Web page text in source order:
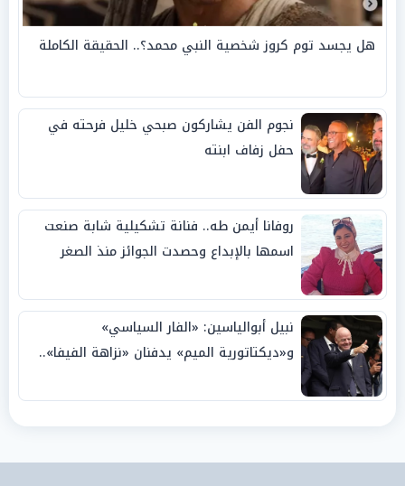
هل يجسد توم كروز شخصية النبي محمد؟.. الحقيقة الكاملة
نجوم الفن يشاركون صبحي خليل فرحته في
حفل زفاف ابنته
روفانا أيمن طه.. فنانة تشكيلية شابة صنعت
اسمها بالإبداع وحصدت الجوائز منذ الصغر
نبيل أبوالياسين: «الفار السياسي»
و«ديكتاتورية الميم» يدفنان «نزاهة الفيفا»..